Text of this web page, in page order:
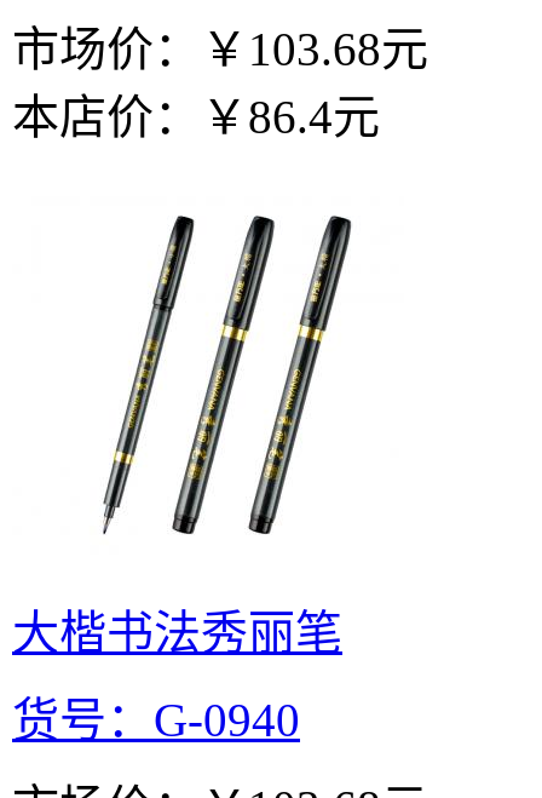
市场价：
￥103.68元
本店价：
￥86.4元
大楷书法秀丽笔
货号：G-0940